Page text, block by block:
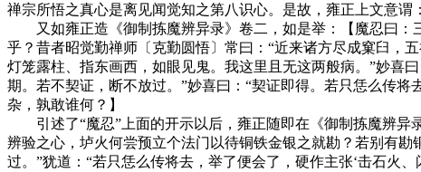
禅宗所悟之真心是离见闻觉知之第八识心。是故，雍正上文意
又如雍正造《御制拣魔辨异录》卷二，如是举：【魔忍曰：
乎？昔者昭觉勤禅师〔克勤圆悟〕常曰：“近来诸方尽成窠臼，
灯笼露柱、指东画西，如眼见鬼。我这里且无这两般病。”妙喜
期。若不契证，断不放过。”妙喜曰：“契证即得。若只恁么传
杂，孰敢谁何？】
引述了“魔忍”上面的开示以后，雍正随即在《御制拣魔辨异
辨验之心，垆火何尝预立个法门以待铜铁金银之就勘？若别有
过。”犹道：“若只恁么传将去，举了便会了，硬作主张‘击石火